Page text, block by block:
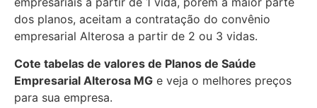
dos planos, aceitam a contratação do convênio
empresarial Alterosa a partir de 2 ou 3 vidas.
Cote tabelas de valores de Planos de Saúde
Empresarial Alterosa MG e veja o melhores preços
para sua empresa.